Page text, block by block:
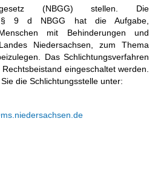
(NBGG) stellen. Die
§ 9 d NBGG hat die Aufgabe,
mit Behinderungen und
Niedersachsen, zum Thema
Das Schlichtungsverfahren
eingeschaltet werden.
die Schlichtungsstelle unter: